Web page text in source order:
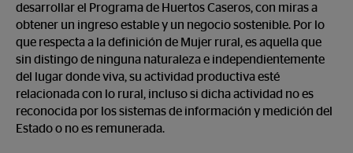
desarrollar el Programa de Huertos Caseros, con miras a
obtener un ingreso estable y un negocio sostenible. Por lo
que respecta a la definición de Mujer rural, es aquella que
sin distingo de ninguna naturaleza e independientemente
del lugar donde viva, su actividad productiva esté
relacionada con lo rural, incluso si dicha actividad no es
reconocida por los sistemas de información y medición del
Estado o no es remunerada.